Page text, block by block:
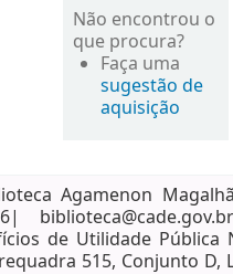
Não encontrou o
que procura?
Faça uma
sugestão de
aquisição
Agamenon
de Utilidade Pública
515, Conjunto D,